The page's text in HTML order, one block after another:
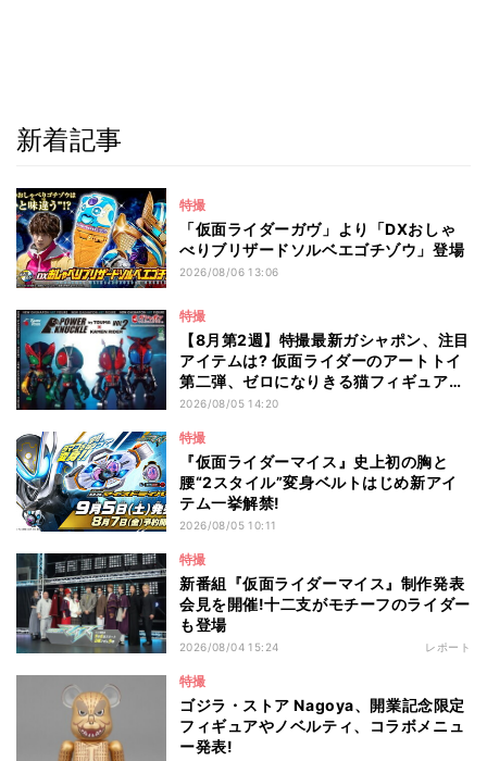
新着記事
特撮
「仮面ライダーガヴ」より「DXおしゃ
べりブリザードソルベエゴチゾウ」登場
2026/08/06 13:06
特撮
【8月第2週】特撮最新ガシャポン、注目
アイテムは? 仮面ライダーのアートトイ
第二弾、ゼロになりきる猫フィギュアも
登場
2026/08/05 14:20
特撮
『仮面ライダーマイス』史上初の胸と
腰“2スタイル”変身ベルトはじめ新アイ
テム一挙解禁!
2026/08/05 10:11
特撮
新番組『仮面ライダーマイス』制作発表
会見を開催!十二支がモチーフのライダー
も登場
2026/08/04 15:24 レポート
特撮
ゴジラ・ストア Nagoya、開業記念限定
フィギュアやノベルティ、コラボメニュ
ー発表!